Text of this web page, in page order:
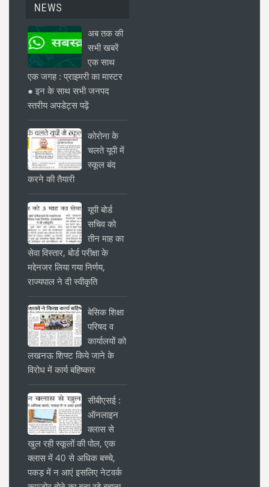
NEWS
अब तक की
सभी खबरें
एक साथ
एक जगह : प्राइमरी का मास्टर
● इन के साथ सभी जनपद
स्तरीय अपडेट्स पढ़ें
कोरोना के
चलते यूपी में
स्कूल बंद
करने की तैयारी
यूपी बोर्ड
सचिव को
तीन माह का
सेवा विस्तार, बोर्ड परीक्षा के
मद्देनजर लिया गया निर्णय,
राज्यपाल ने दी स्वीकृति
बेसिक शिक्षा
परिषद व
कार्यालयों को
लखनऊ शिफ्ट किये जाने के
विरोध में कार्य बहिष्कार
सीबीएसई :
ऑनलाइन
क्लास से
खुल रही स्कूलों की पोल, एक
क्लास में 40 से अधिक बच्चे,
पकड़ में न आएं इसलिए नेटवर्क